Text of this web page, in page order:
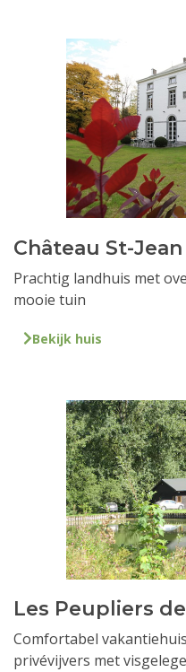
Château St-Jean
Prachtig landhuis met
mooie tuin
Bekijk huis
Les Peupliers
Comfortabel
privévijvers met